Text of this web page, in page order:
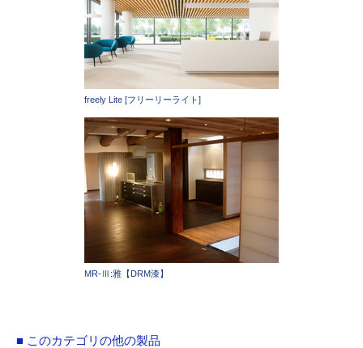
freely Lite [フリーリーライト]
MR-Ⅲ:雅【DRM漆】
■ このカテゴリの他の製品